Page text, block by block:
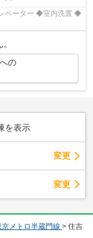
ベーター ◆室内洗置 ◆
の
を表示
変更
変更
京メトロ半蔵門線 > 住吉